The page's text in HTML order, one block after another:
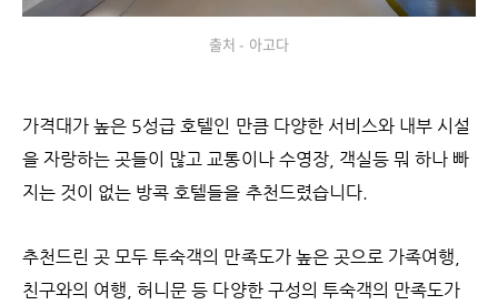
출처 - 아고다
가격대가 높은 5성급 호텔인 만큼 다양한 서비스와 내부 시설
을 자랑하는 곳들이 많고 교통이나 수영장, 객실등 뭐 하나 빠
지는 것이 없는 방콕 호텔들을 추천드렸습니다.
추천드린 곳 모두 투숙객의 만족도가 높은 곳으로 가족여행,
친구와의 여행, 허니문 등 다양한 구성의 투숙객의 만족도가